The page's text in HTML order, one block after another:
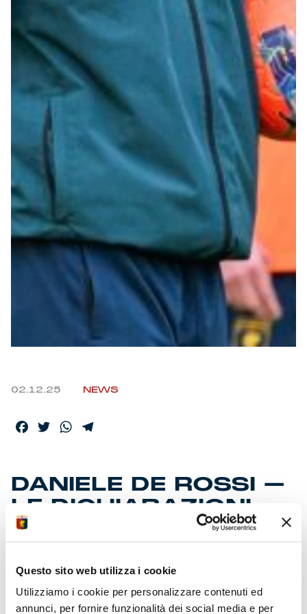
Questo sito web utilizza i cookie
Utilizziamo i cookie per personalizzare contenuti ed
annunci, per fornire funzionalità dei social media e per
Summer Sale
Mare
Accessori
Outlet
Helan x Genoa
Isolani x Genoa
Gift Card Online Store
02.12.25 NEWS
Facebook
TwitterWhatsApp
DANIELE DE ROSSI –
LE DICHIARAZIONI
PRE-GARA
Alla vigilia degli ottavi di Coppa Italia Frecciarossa, il
tecnico del Grifone si è espresso in questi termini.